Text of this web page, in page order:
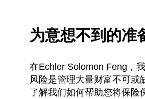
为意想不到的准
在Echler Solomon Feng，
风险是管理大量财富不可或
了解我们如何帮助您将保险